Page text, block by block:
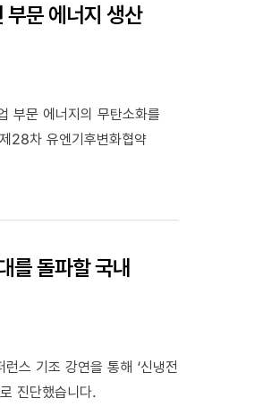
문 에너지 생산
부문 에너지의 무탄소화를
28차 유엔기후변화협약
를 돌파할 국내
스 기조 강연을 통해 ‘신냉전
진단했습니다.